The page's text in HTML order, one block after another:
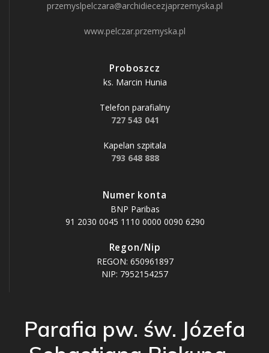
przemyslpelczara@archidiecezjaprzemyska.pl
www.pelczar.przemyska.pl
Proboszcz
ks. Marcin Hunia
Telefon parafialny
727 543 041
Kapelan szpitala
793 648 888
Numer konta
BNP Paribas
91 2030 0045 1110 0000 0090 6290
Regon/Nip
REGON: 650961897
NIP: 7952154257
Parafia pw. św. Józefa